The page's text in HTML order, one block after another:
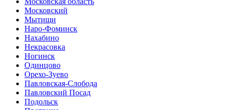
Московский
Мытищи
Наро-Фоминск
Нахабино
Некрасовка
Ногинск
Одинцово
Орехо-Зуево
Павловская-Слобода
Павловский Посад
Подольск